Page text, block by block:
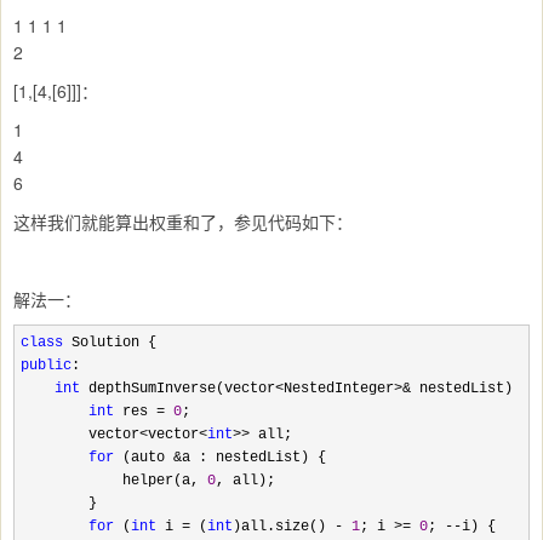
1 1 1 1
2
[1,[4,[6]]]：
1
4
6
这样我们就能算出权重和了，参见代码如下：
解法一：
class
public :
int depthSumInverse(vector<NestedInteger>& nestedList) {
int res = 0;
        vector
<vector<int>> all;
for (auto &a : nestedList) {
            helper(a,
0, all);
        }
for (int i = (int )all.size() - 1; i >= 0; --i) {